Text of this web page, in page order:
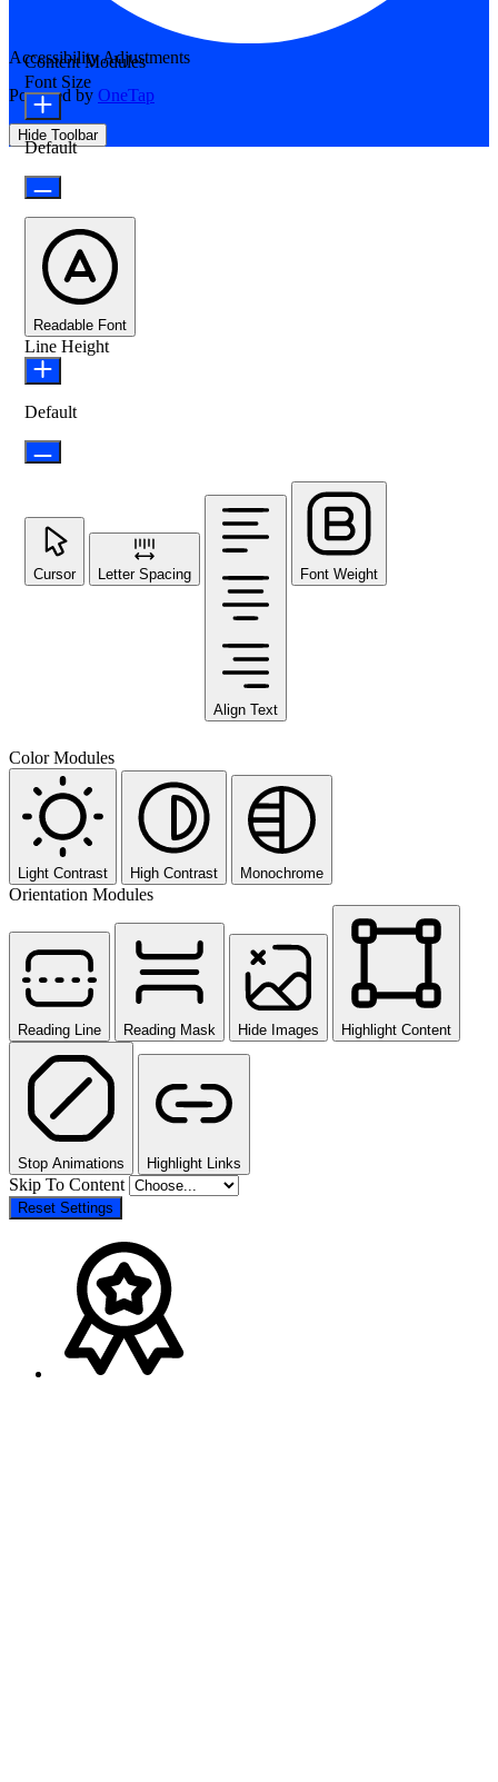
Accessibility Adjustments
Powered by OneTap
Hide Toolbar
Content Modules
Font Size
Default
Readable Font
Line Height
Default
Cursor Letter Spacing
Align Text
Font Weight
Color Modules
Light Contrast High Contrast Monochrome
Orientation Modules
Reading Line Reading Mask Hide Images Highlight Content
Stop Animations Highlight Links
Skip To Content
Reset Settings